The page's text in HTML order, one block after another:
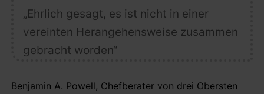
„Ehrlich gesagt, es ist nicht in einer
vereinten Herangehensweise zusammen
gebracht worden“
Benjamin A. Powell, Chefberater von drei Obersten